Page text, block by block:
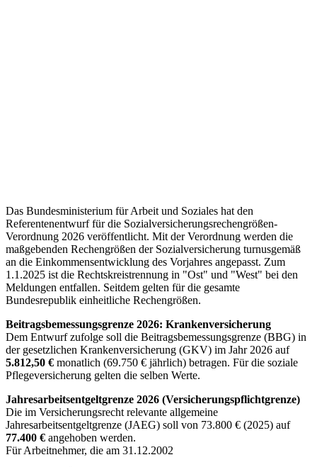
Das Bundesministerium für Arbeit und Soziales hat den
Referentenentwurf für die Sozialversicherungsrechengrößen-
Verordnung 2026 veröffentlicht. Mit der Verordnung werden die
maßgebenden Rechengrößen der Sozialversicherung turnusgemäß
an die Einkommensentwicklung des Vorjahres angepasst. Zum
1.1.2025 ist die Rechtskreistrennung in "Ost" und "West" bei den
Meldungen entfallen. Seitdem gelten für die gesamte
Bundesrepublik einheitliche Rechengrößen.
Beitragsbemessungsgrenze 2026: Krankenversicherung
Dem Entwurf zufolge soll die Beitragsbemessungsgrenze (BBG) in
der gesetzlichen Krankenversicherung (GKV) im Jahr 2026 auf
5.812,50 € monatlich (69.750 € jährlich) betragen. Für die soziale
Pflegeversicherung gelten die selben Werte.
Jahresarbeitsentgeltgrenze 2026 (Versicherungspflichtgrenze)
Die im Versicherungsrecht relevante allgemeine
Jahresarbeitsentgeltgrenze (JAEG) soll von 73.800 € (2025) auf
77.400 € angehoben werden.
Für Arbeitnehmer, die am 31.12.2002